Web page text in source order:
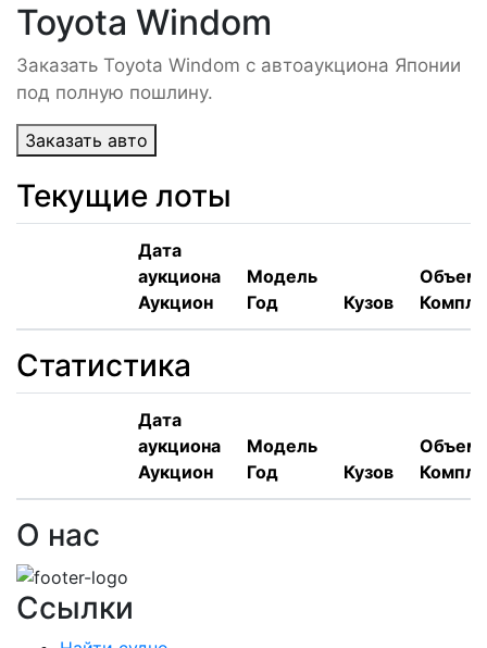
Toyota Windom
Заказать Toyota Windom с автоаукциона Японии
под полную пошлину.
Заказать авто
Текущие лоты
Дата
аукциона
Аукцион
Модель
Год
Кузов
Объем,
Статистика
Дата
аукциона
Аукцион
Модель
Год
Кузов
Объем,
О нас
Ссылки